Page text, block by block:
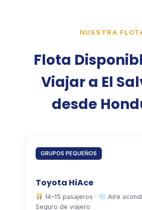
NUESTRA
Flota
Viajar a El
desde
GRUPOS PEQUEÑOS
Toyota HiAce
14–15 pasajeros ·
Aire
Seguro de viajero